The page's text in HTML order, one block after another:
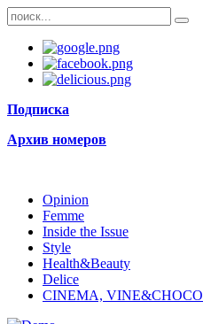
Подписка
Архив номеров
Opinion
Femme
Inside the Issue
Style
Health&Beauty
Delice
CINEMA, VINE&CHOCO